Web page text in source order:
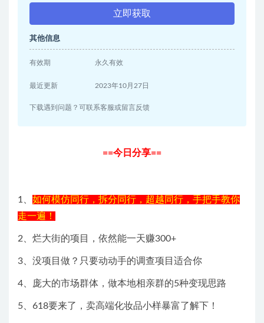
立即获取
其他信息
有效期 永久有效
最近更新 2023年10月27日
下载遇到问题？可联系客服或留言反馈
==今日分享==
1、 如何模仿同行，拆分同行，超越同行，手把手教你
走一遍！
2、烂大街的项目，依然能一天赚300+
3、没项目做？只要动动手的调查项目适合你
4、庞大的市场群体，做本地相亲群的5种变现思路
5、618要来了，卖高端化妆品小样暴富了解下！